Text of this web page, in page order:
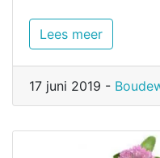
Lees meer
17 juni 2019 -